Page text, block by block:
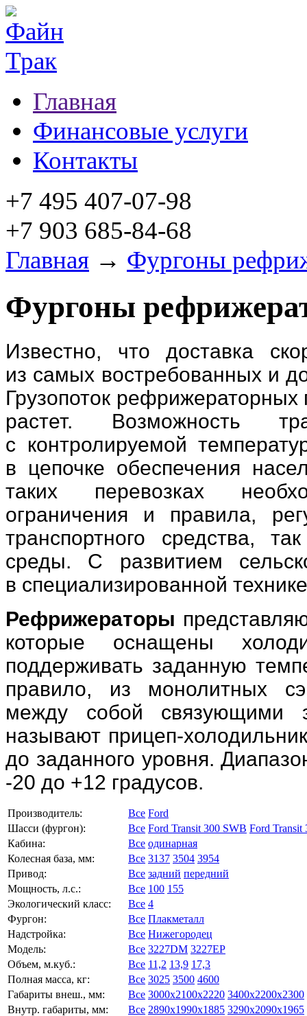
Главная
Финансовые услуги
Контакты
+7 495 407-07-98
+7 903 685-84-68
Главная → Фургоны
Фургоны
Известно,
что доставка
из самых востребованных и
Грузопоток рефрижераторных
растет. Возможность
с контролируемой
в цепочке обеспечения
таких перевозках
ограничения и правила,
транспортного средства,
среды. С развитием
в специализированной
Рефрижераторы
которые оснащены
поддерживать заданную
правило, из монолитных
между собой связующими
называют прицеп-
до заданного уровня.
-20 до +12 градусов.
Производитель: Все Ford
Шасси (фургон):
Все Ford Transit 300 SWB Ford Transit
Кабина:
Все одинарная
Колесная база, мм:
Все 3137 3504 3954
Привод:
Все задний передний
Мощность, л.с.:
Все 100 155
Экологический класс:
Все 4
Фургон:
Все Плакметалл
Надстройка:
Все Нижегородец
Модель:
Все 3227DM 3227EP
Объем, м.куб.:
Все 11,2 13,9 17,3
Полная масса, кг:
Все 3025 3500 4600
Габариты внеш., мм:
Все 3000x2100x2220 3400x2200x2300
Внутр. габариты, мм:
Все 2890x1990x1885 3290x2090x1965